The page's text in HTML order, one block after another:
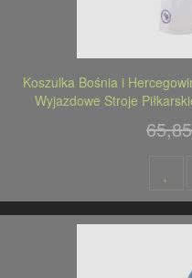
Koszulka Bośnia i
Wyjazdowe Stroje